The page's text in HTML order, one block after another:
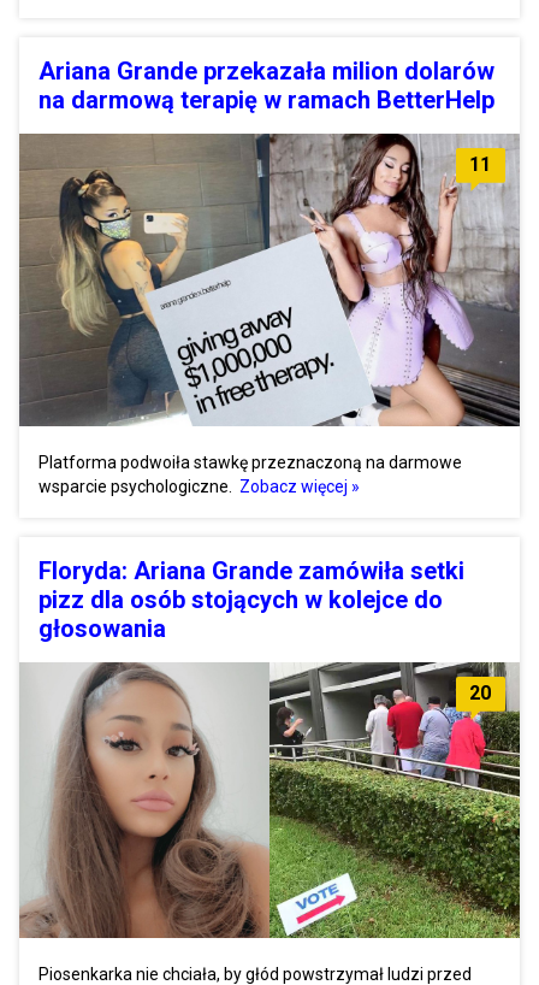
Ariana Grande przekazała milion dolarów
na darmową terapię w ramach BetterHelp
11
Platforma podwoiła stawkę przeznaczoną na darmowe
wsparcie psychologiczne.
Zobacz więcej »
Floryda: Ariana Grande zamówiła setki
pizz dla osób stojących w kolejce do
głosowania
20
Piosenkarka nie chciała, by głód powstrzymał ludzi przed